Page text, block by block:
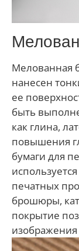
Мелованная
нанесен
ее
быть
как глина,
повышения
бумаги для
печатных
брошюры,
покрытие